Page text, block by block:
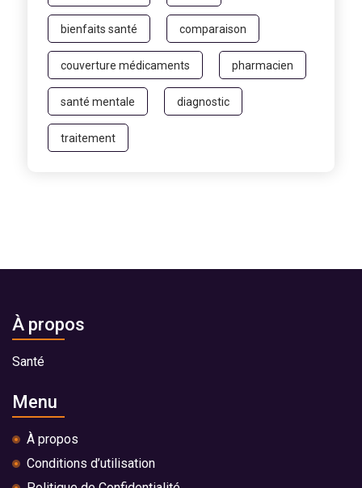
bienfaits santé comparaison
couverture médicaments pharmacien
santé mentale diagnostic
traitement
À propos
Santé
Menu
À propos
Conditions d’utilisation